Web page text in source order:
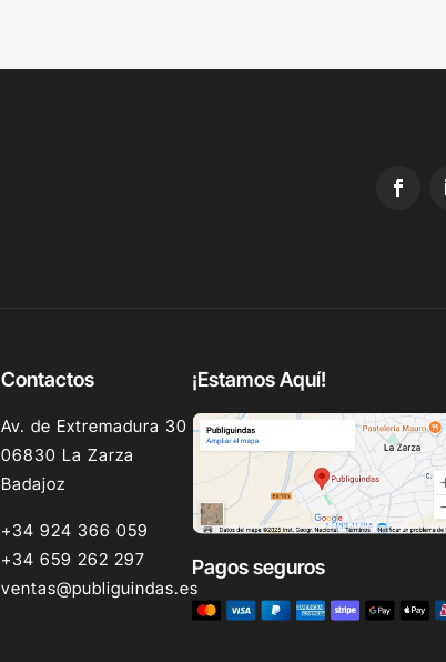
Contactos
Av. de Extremadura 30
06830 La Zarza
Badajoz
+34 924 366 059
+34 659 262 297
ventas@publiguindas.es
¡Estamos Aquí!
Pagos seguros